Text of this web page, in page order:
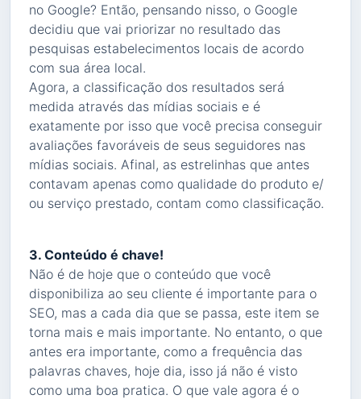
no Google? Então, pensando nisso, o Google
decidiu que vai priorizar no resultado das
pesquisas estabelecimentos locais de acordo
com sua área local.
Agora, a classificação dos resultados será
medida através das mídias sociais e é
exatamente por isso que você precisa conseguir
avaliações favoráveis de seus seguidores nas
mídias sociais. Afinal, as estrelinhas que antes
contavam apenas como qualidade do produto e/
ou serviço prestado, contam como classificação.
3. Conteúdo é chave!
Não é de hoje que o conteúdo que você
disponibiliza ao seu cliente é importante para o
SEO, mas a cada dia que se passa, este item se
torna mais e mais importante. No entanto, o que
antes era importante, como a frequência das
palavras chaves, hoje dia, isso já não é visto
como uma boa pratica. O que vale agora é o